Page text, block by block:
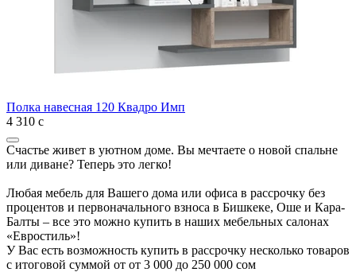
Полка навесная 120 Квадро Имп
4 310 с
Счастье живет в уютном доме. Вы мечтаете о новой спальне
или диване? Теперь это легко!
Любая мебель для Вашего дома или офиса в рассрочку без
процентов и первоначального взноса в Бишкеке, Оше и Кара-
Балты – все это можно купить в наших мебельных салонах
«Евростиль»!
У Вас есть возможность купить в рассрочку несколько товаров
с итоговой суммой от от 3 000 до 250 000 сом